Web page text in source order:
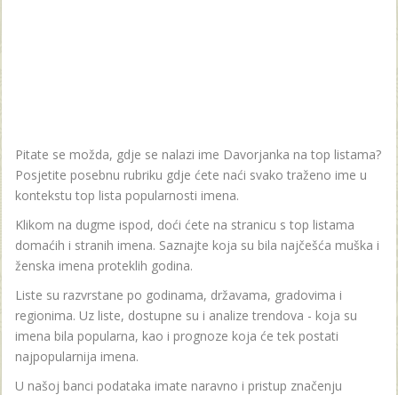
Pitate se možda, gdje se nalazi ime Davorjanka na top listama?
Posjetite posebnu rubriku gdje ćete naći svako traženo ime u
kontekstu top lista popularnosti imena.
Klikom na dugme ispod, doći ćete na stranicu s top listama
domaćih i stranih imena. Saznajte koja su bila najčešća muška i
ženska imena proteklih godina.
Liste su razvrstane po godinama, državama, gradovima i
regionima. Uz liste, dostupne su i analize trendova - koja su
imena bila popularna, kao i prognoze koja će tek postati
najpopularnija imena.
U našoj banci podataka imate naravno i pristup značenju